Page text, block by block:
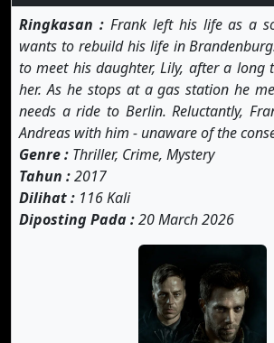
Ringkasan :Frank left his life as a
wants to rebuild his life in
to meet his daughter, Lily, after a long
her. As he stops at a gas station he
needs a ride to Berlin. Reluctantly,
Andreas with him - unaware of the
Genre : Thriller, Crime, Mystery
Tahun :2017
Dilihat : 116 Kali
Diposting Pada :20 March 2026